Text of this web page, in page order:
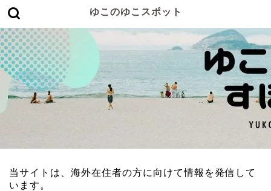
ゆこのゆこスポット
当サイトは、海外在住者の方に向けて情報を発信して
います。